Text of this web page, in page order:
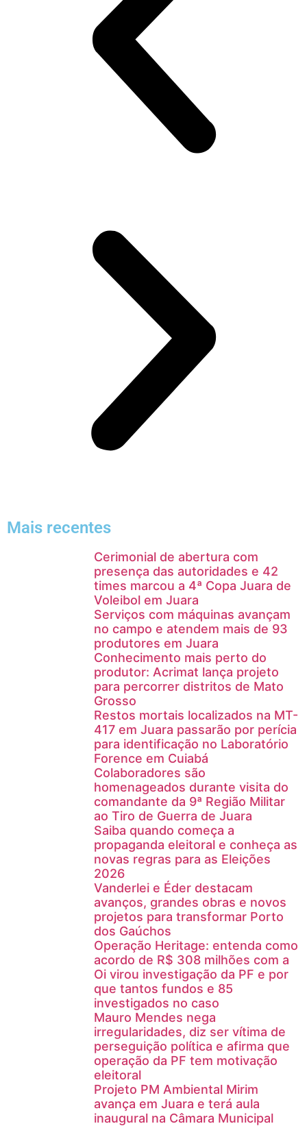
Mais recentes
Cerimonial de abertura com
presença das autoridades e 42
times marcou a 4ª Copa Juara de
Voleibol em Juara
Serviços com máquinas avançam
no campo e atendem mais de 93
produtores em Juara
Conhecimento mais perto do
produtor: Acrimat lança projeto
para percorrer distritos de Mato
Grosso
Restos mortais localizados na MT-
417 em Juara passarão por perícia
para identificação no Laboratório
Forence em Cuiabá
Colaboradores são
homenageados durante visita do
comandante da 9ª Região Militar
ao Tiro de Guerra de Juara
Saiba quando começa a
propaganda eleitoral e conheça as
novas regras para as Eleições
2026
Vanderlei e Éder destacam
avanços, grandes obras e novos
projetos para transformar Porto
dos Gaúchos
Operação Heritage: entenda como
acordo de R$ 308 milhões com a
Oi virou investigação da PF e por
que tantos fundos e 85
investigados no caso
Mauro Mendes nega
irregularidades, diz ser vítima de
perseguição política e afirma que
operação da PF tem motivação
eleitoral
Projeto PM Ambiental Mirim
avança em Juara e terá aula
inaugural na Câmara Municipal